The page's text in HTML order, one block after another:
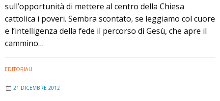
sull’opportunità di mettere al centro della Chiesa
cattolica i poveri. Sembra scontato, se leggiamo col cuore
e l’intelligenza della fede il percorso di Gesù, che apre il
cammino…
EDITORIALI
21 DICEMBRE 2012